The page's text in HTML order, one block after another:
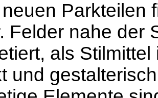
Parkteilen
Felder nahe der
als
und